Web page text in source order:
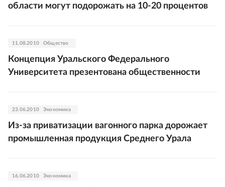
области могут подорожать на 10-20 процентов
11.08.2010 Общество
Концепция Уральского Федерального
Университета презентована общественности
23.06.2010 Экономика
Из-за приватизации вагонного парка дорожает
промышленная продукция Среднего Урала
16.06.2010 Экономика